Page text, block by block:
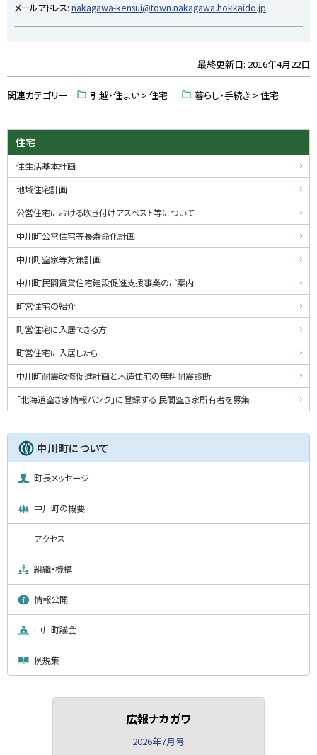
メールアドレス: nakagawa-kensui@town.nakagawa.hokkaido.jp
ッ
プ
戻
最終更新日: 2016年4月22日
関連カテゴリー 引越・住まい > 住宅 暮らし・手続き > 住宅
サ
イ
ド
メ
ニ
ュ
ー
住宅
住生活基本計画
地域住宅計画
公営住宅における吹き付けアスベスト等について
中川町公営住宅等長寿命化計画
中川町空家等対策計画
中川町民間賃貸住宅建設促進支援事業のご案内
町営住宅の紹介
町営住宅に入居できる方
町営住宅に入居したら
中川町耐震改修促進計画と木造住宅の無料耐震診断
「北海道空き家情報バンク」に登録する 民間空き家所有者を募集
中川町について
町長メッセージ
中川町の概要
アクセス
組織・機構
情報公開
中川町議会
例規集
広報ナカガワ
2026年7月号